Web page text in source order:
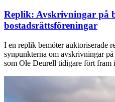
Replik: Avskrivningar på
bostadsrättsföreningar
I en replik bemöter auktoriserade
synpunkterna om avskrivningar
som Ole Deurell tidigare fört